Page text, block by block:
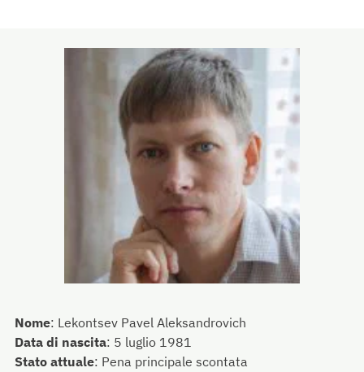
Nome: Lekontsev Pavel Aleksandrovich
Data di nascita: 5 luglio 1981
Stato attuale: Pena principale scontata